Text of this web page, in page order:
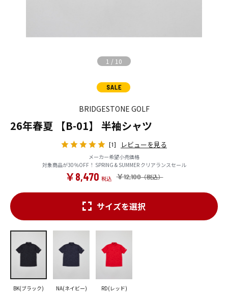
1 / 10
BRIDGESTONE GOLF
26年春夏 【B-01】 半袖シャツ
[1] レビューを見る
メーカー希望小売価格
対象商品が30％OFF！ SPRING & SUMMER クリアランスセール
￥12,100
￥8,470
サイズを選択
BK(ブラック) NA(ネイビー) RD(レッド)